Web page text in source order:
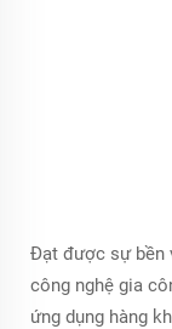
Đạt được sự bền
công nghệ gia
ứng dụng hàng